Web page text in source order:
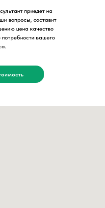
приедет на
вопросы, составит
цена качество
вашего